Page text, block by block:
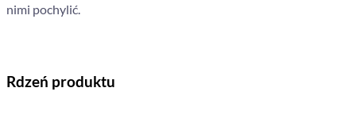
nimi pochylić.
Rdzeń produktu